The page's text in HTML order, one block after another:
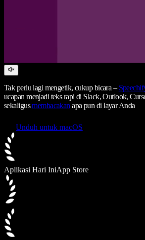
Tak perlu lagi mengetik, cukup bicara –
ucapan menjadi teks rapi di Slack, Outlook,
sekaligusmembacakan apa pun di layar Anda
Unduh untuk macOS
Aplikasi Hari IniApp Store